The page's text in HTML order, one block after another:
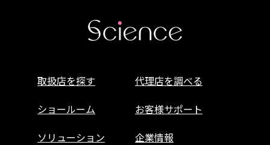
取扱店を探す
代理店を調べる
ショールーム
お客様サポート
ソリューション
企業情報